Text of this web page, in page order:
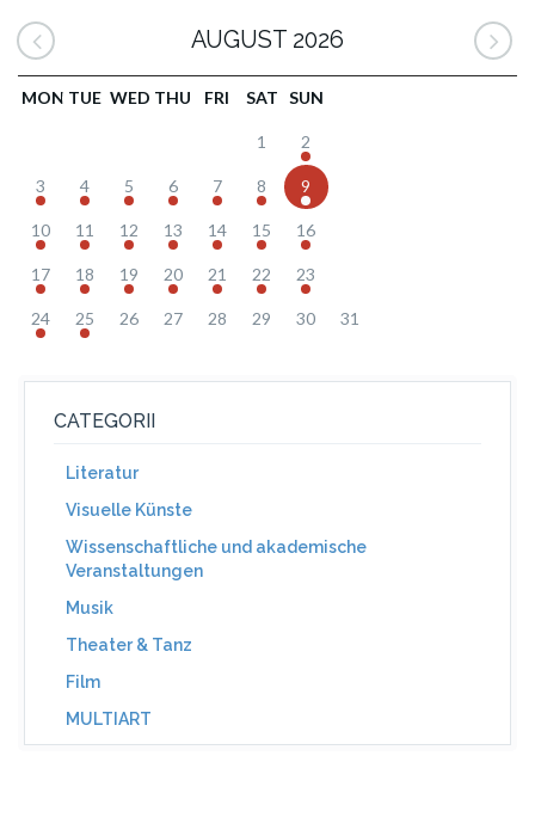
AUGUST 2026
MON TUE WED THU FRI SAT SUN
1 2
3 4 5 6 7 8 9
10 11 12 13 14 15 16
17 18 19 20 21 22 23
24 25 26 27 28 29 30 31
CATEGORII
Literatur
Visuelle Künste
Wissenschaftliche und akademische
Veranstaltungen
Musik
Theater & Tanz
Film
MULTIART